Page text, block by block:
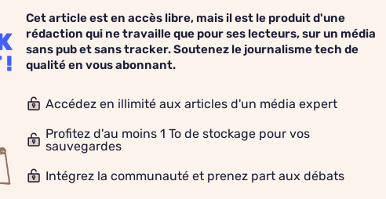
Cet article est en accès libre, mais il est le produit d'une
rédaction qui ne travaille que pour ses lecteurs, sur un média
sans pub et sans tracker. Soutenez le journalisme tech de
qualité en vous abonnant.
Accédez en illimité aux articles d'un média expert
Profitez d'au moins 1 To de stockage pour vos
sauvegardes
Intégrez la communauté et prenez part aux débats